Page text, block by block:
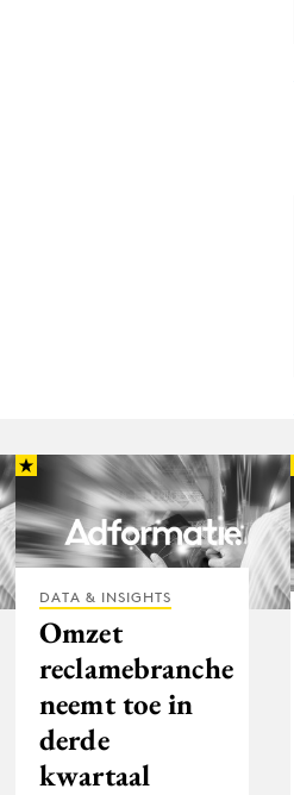
DATA & INSIGHTS
Omzet
reclamebranche
neemt toe in
derde
kwartaal